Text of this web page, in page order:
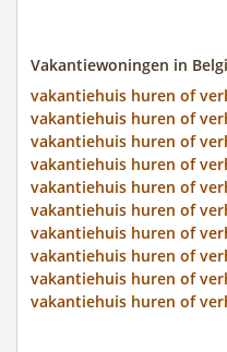
Vakantiewoningen in
vakantiehuis huren of
vakantiehuis huren of
vakantiehuis huren of
vakantiehuis huren of
vakantiehuis huren of
vakantiehuis huren of
vakantiehuis huren of
vakantiehuis huren of
vakantiehuis huren of
vakantiehuis huren of